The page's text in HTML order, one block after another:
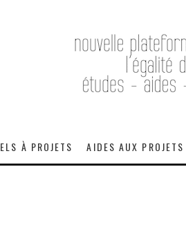
À PROJETS AIDES AUX PROJETS